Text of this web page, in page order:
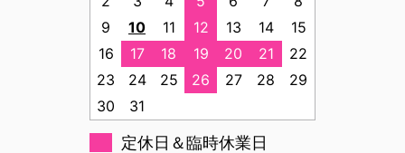
9
10 11 12 13 14
15
16
17 18 19 20 21
22
23
24 25 26 27 28
29
30
31
定休日＆臨時休業日